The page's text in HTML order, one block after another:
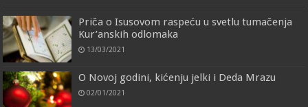
Priča o Isusovom raspeću u svetlu tumačenja
Kur’anskih odlomaka
13/03/2021
O Novoj godini, kićenju jelki i Deda Mrazu
02/01/2021